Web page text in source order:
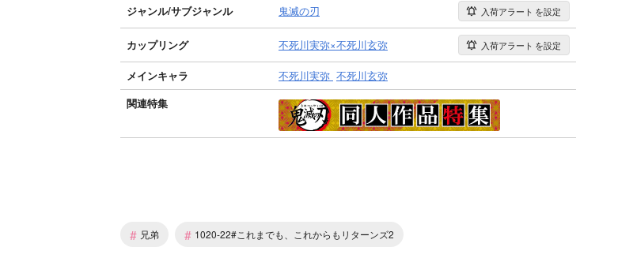
ジャンル/サブジャンル 鬼滅の刃 入荷アラート を設定
カップリング 不死川実弥×不死川玄弥 入荷アラート を設定
メインキャラ 不死川実弥 不死川玄弥
関連特集
# 兄弟 # 1020-22#これまでも、これからもリターンズ2